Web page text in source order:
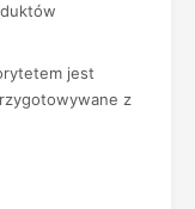
jest
z